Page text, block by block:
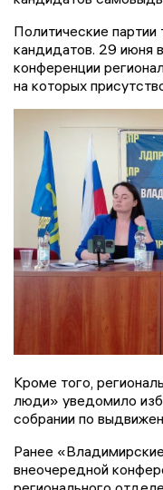
Политические
кандидатов. 29 июня
конференции
на которых
Кроме того,
люди» уведомило
собрании по
Ранее
внеочередной